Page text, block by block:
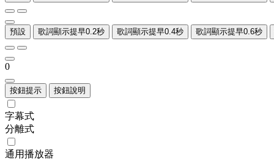
預設 歌詞顯示提早0.2秒 歌詞顯示提早0.4秒 歌詞顯示提早0.6秒
0
按鈕提示 按鈕說明
字幕式
分離式
通用播放器